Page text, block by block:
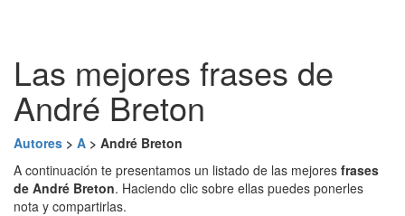
Las mejores frases de
André Breton
Autores > A > André Breton
A continuación te presentamos un listado de las mejores frases
de André Breton. Haciendo clic sobre ellas puedes ponerles
nota y compartirlas.